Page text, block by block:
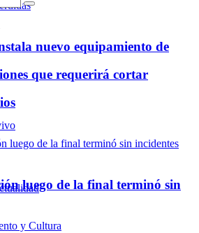
nuevo equipamiento de
que requerirá cortar
luego de la final terminó sin
y Cultura